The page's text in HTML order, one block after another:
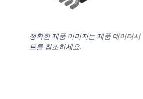
정확한 제품 이미지는 제품 데이터시
트를 참조하세요.